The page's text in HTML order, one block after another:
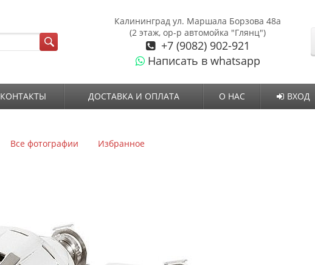
Калининград ул. Маршала Борзова 48а
(2 этаж, ор-р автомойка "Глянц")
+7 (9082) 902-921
Написать в whatsapp
КОНТАКТЫ ДОСТАВКА И ОПЛАТА О НАС ВХОД
Все фотографии Избранное